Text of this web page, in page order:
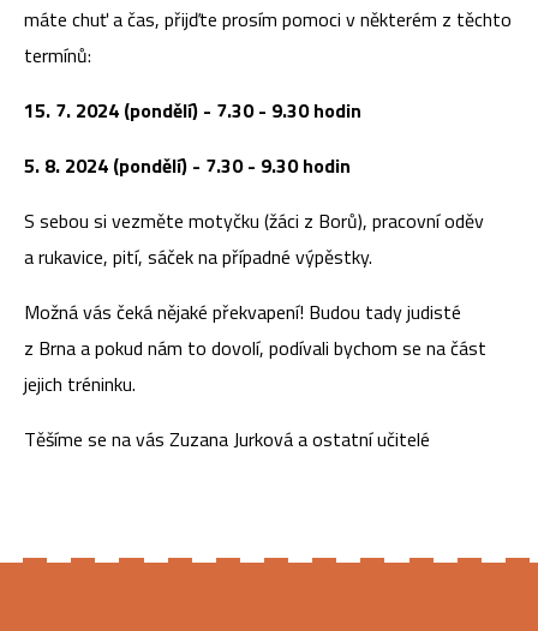
máte chuť a čas, přijďte prosím pomoci v některém z těchto
termínů:
15. 7. 2024 (pondělí) - 7.30 - 9.30 hodin
5. 8. 2024 (pondělí) - 7.30 - 9.30 hodin
S sebou si vezměte motyčku (žáci z Borů), pracovní oděv
a rukavice, pití, sáček na případné výpěstky.
Možná vás čeká nějaké překvapení! Budou tady judisté
z Brna a pokud nám to dovolí, podívali bychom se na část
jejich tréninku.
Těšíme se na vás Zuzana Jurková a ostatní učitelé